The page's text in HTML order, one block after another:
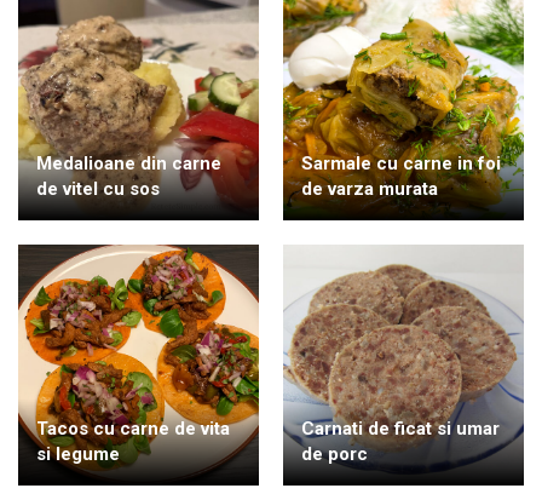
Medalioane din carne
de vitel cu sos
Sarmale cu carne in foi
de varza murata
Tacos cu carne de vita
si legume
Carnati de ficat si umar
de porc